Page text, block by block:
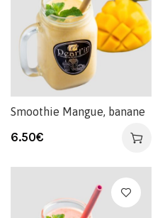
Smoothie Mangue, banane
6.50€